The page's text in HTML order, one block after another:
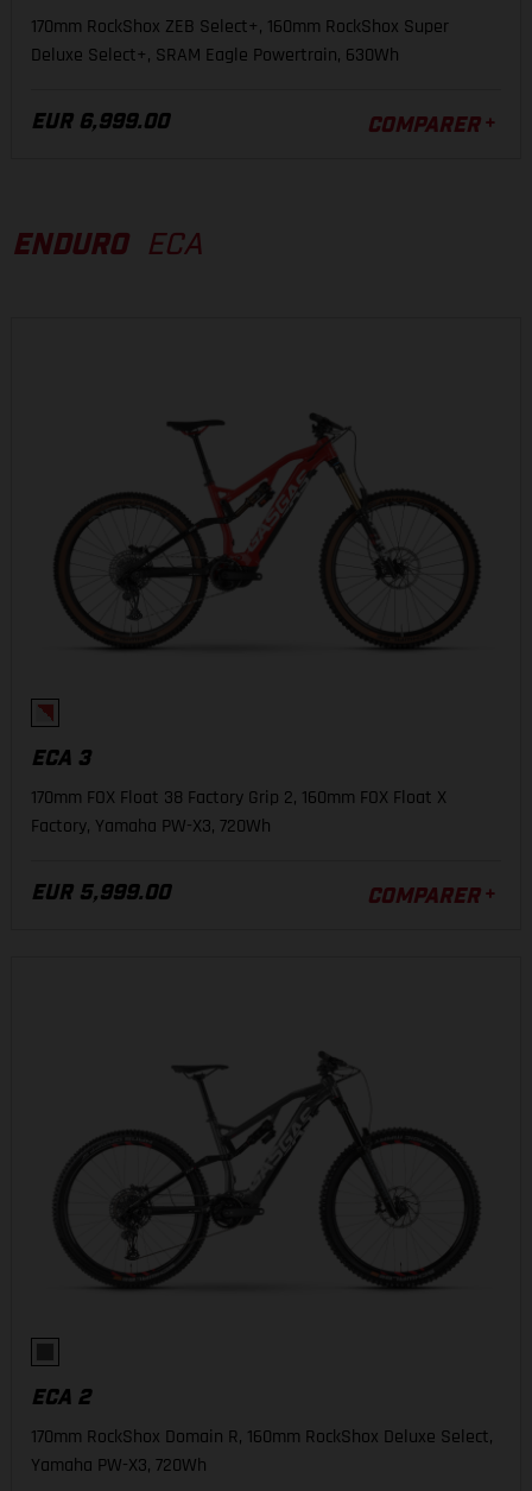
170mm RockShox ZEB Select+, 160mm RockShox Super
Deluxe Select+, SRAM Eagle Powertrain, 630Wh
EUR 6,999.00 COMPARER
ENDURO ECA
ECA 3
170mm FOX Float 38 Factory Grip 2, 160mm FOX Float X
Factory, Yamaha PW-X3, 720Wh
EUR 5,999.00 COMPARER
ECA 2
170mm RockShox Domain R, 160mm RockShox Deluxe Select,
Yamaha PW-X3, 720Wh